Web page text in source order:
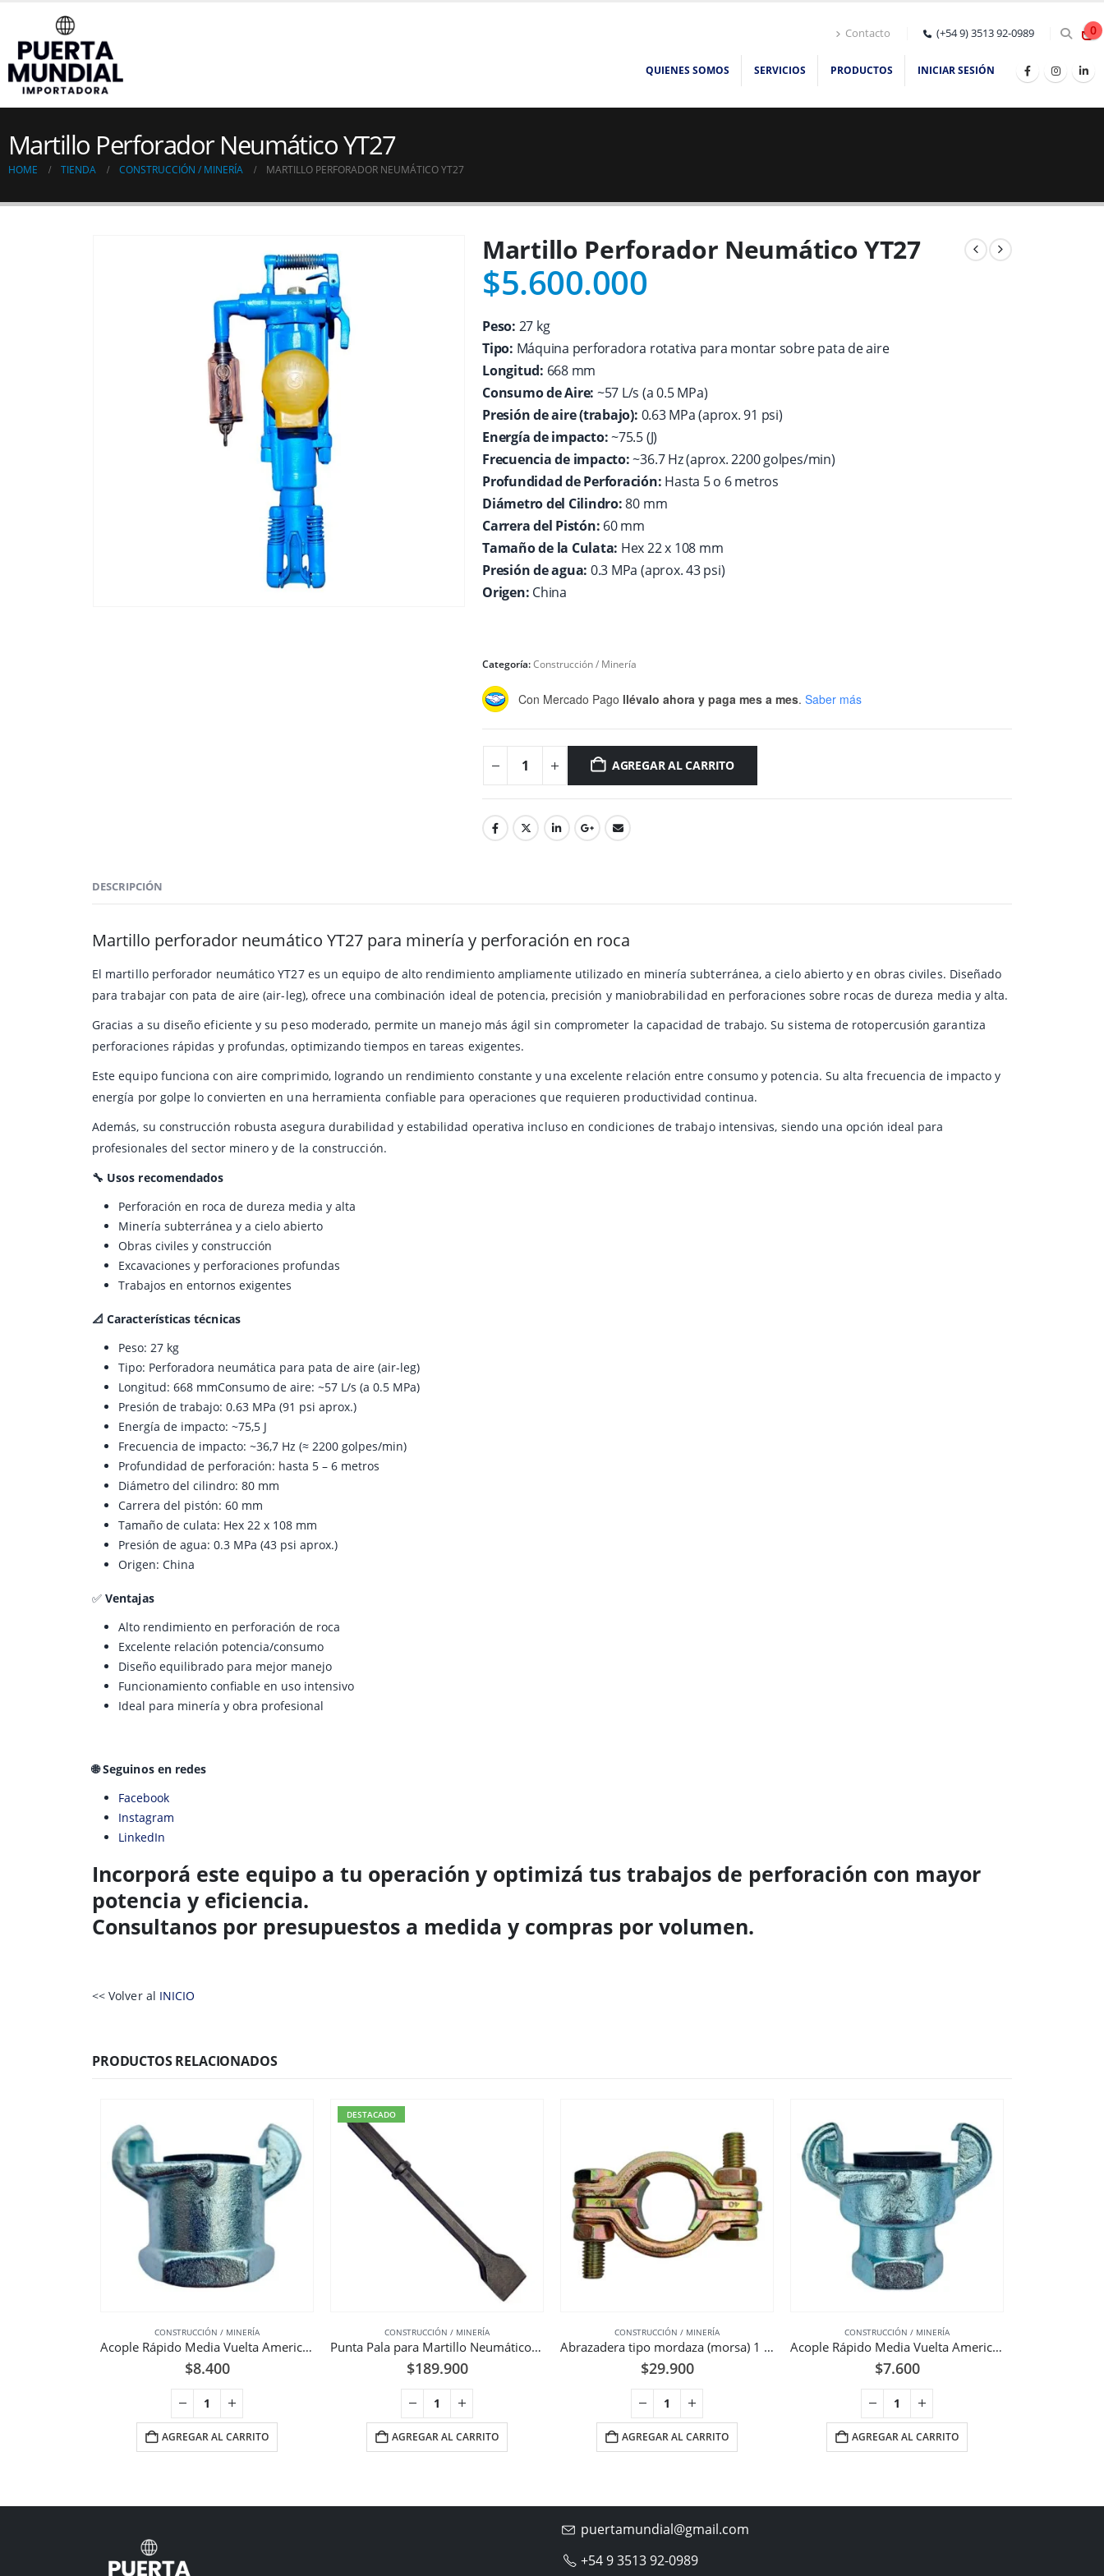
Contacto (+54 9) 3513 92-0989 0
QUIENES SOMOS SERVICIOS PRODUCTOS INICIAR SESIÓN
Martillo Perforador Neumático YT27
HOME TIENDA CONSTRUCCIÓN / MINERÍA MARTILLO PERFORADOR NEUMÁTICO YT27
Martillo Perforador Neumático YT27
$5.600.000
Peso: 27 kg
Tipo: Máquina perforadora rotativa para montar sobre pata de aire
Longitud: 668 mm
Consumo de Aire: ~57 L/s (a 0.5 MPa)
Presión de aire (trabajo): 0.63 MPa (aprox. 91 psi)
Energía de impacto:~75.5 (J)
Frecuencia de impacto:~36.7 Hz (aprox. 2200 golpes/min)
Profundidad de Perforación: Hasta 5 o 6 metros
Diámetro del Cilindro:80 mm
Carrera del Pistón: 60 mm
Tamaño de la Culata: Hex 22 x 108 mm
Presión de agua: 0.3 MPa (aprox. 43 psi)
Origen: China
Categoría:Construcción / Minería
Con Mercado Pago llévalo ahora y paga mes a mes. Saber más
AGREGAR AL CARRITO
DESCRIPCIÓN
Martillo perforador neumático YT27 para minería y perforación en roca
El martillo perforador neumático YT27 es un equipo de alto rendimiento ampliamente utilizado en minería subterránea, a cielo abierto y en obras civiles. Diseñado
para trabajar con pata de aire (air-leg), ofrece una combinación ideal de potencia, precisión y maniobrabilidad en perforaciones sobre rocas de dureza media y alta.
Gracias a su diseño eficiente y su peso moderado, permite un manejo más ágil sin comprometer la capacidad de trabajo. Su sistema de rotopercusión garantiza
perforaciones rápidas y profundas, optimizando tiempos en tareas exigentes.
Este equipo funciona con aire comprimido, logrando un rendimiento constante y una excelente relación entre consumo y potencia. Su alta frecuencia de impacto y
energía por golpe lo convierten en una herramienta confiable para operaciones que requieren productividad continua.
Además, su construcción robusta asegura durabilidad y estabilidad operativa incluso en condiciones de trabajo intensivas, siendo una opción ideal para
profesionales del sector minero y de la construcción.
🔧 Usos recomendados
Perforación en roca de dureza media y alta
Minería subterránea y a cielo abierto
Obras civiles y construcción
Excavaciones y perforaciones profundas
Trabajos en entornos exigentes
📐 Características técnicas
Peso: 27 kg
Tipo: Perforadora neumática para pata de aire (air-leg)
Longitud: 668 mmConsumo de aire: ~57 L/s (a 0.5 MPa)
Presión de trabajo: 0.63 MPa (91 psi aprox.)
Energía de impacto: ~75,5 J
Frecuencia de impacto: ~36,7 Hz (≈ 2200 golpes/min)
Profundidad de perforación: hasta 5 – 6 metros
Diámetro del cilindro: 80 mm
Carrera del pistón: 60 mm
Tamaño de culata: Hex 22 x 108 mm
Presión de agua: 0.3 MPa (43 psi aprox.)
Origen: China
✅Ventajas
Alto rendimiento en perforación de roca
Excelente relación potencia/consumo
Diseño equilibrado para mejor manejo
Funcionamiento confiable en uso intensivo
Ideal para minería y obra profesional
🌐 Seguinos en redes
Facebook
Instagram
LinkedIn
Incorporá este equipo a tu operación y optimizá tus trabajos de perforación con mayor
potencia y eficiencia.
Consultanos por presupuestos a medida y compras por volumen.
<< Volver al INICIO
PRODUCTOS RELACIONADOS
CONSTRUCCIÓN / MINERÍA
Acople Rápido Media Vuelta Americano Hierro 1 Pulgadas UF
$8.400
AGREGAR AL CARRITO
DESTACADO
CONSTRUCCIÓN / MINERÍA
Punta Pala para Martillo Neumático Hexagonal 1-1/4 Pulgadas
$189.900
AGREGAR AL CARRITO
CONSTRUCCIÓN / MINERÍA
Abrazadera tipo mordaza (morsa) 1 pulgadas SL40
$29.900
AGREGAR AL CARRITO
CONSTRUCCIÓN / MINERÍA
Acople Rápido Media Vuelta Americano Hierro 1/2 Pulgadas UF
$7.600
AGREGAR AL CARRITO
puertamundial@gmail.com
+54 9 3513 92-0989